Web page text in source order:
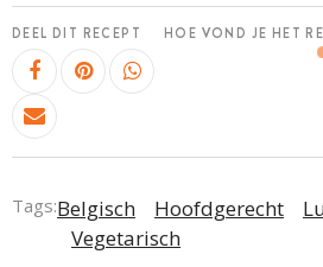
DEEL DIT RECEPT HOE VOND JE HET
Tags:Belgisch Hoofdgerecht
Vegetarisch